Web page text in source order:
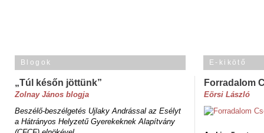
Blogok
„Túl későn jöttünk”
Zolnay János blogja
Beszélő-beszélgetés Ujlaky Andrással az Esélyt
a Hátrányos Helyzetű Gyerekeknek Alapítvány
E-kikötő
Forradalom
Eörsi László